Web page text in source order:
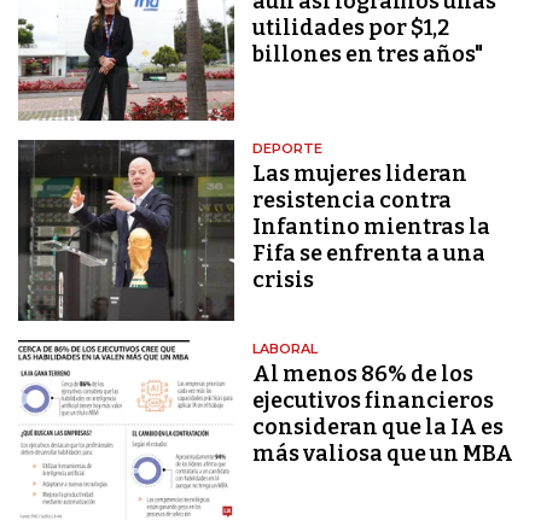
utilidades por $1,2
billones en tres años"
DEPORTE
Las mujeres lideran
resistencia contra
Infantino mientras la
Fifa se enfrenta a una
crisis
LABORAL
Al menos 86% de los
ejecutivos financieros
consideran que la IA es
más valiosa que un MBA